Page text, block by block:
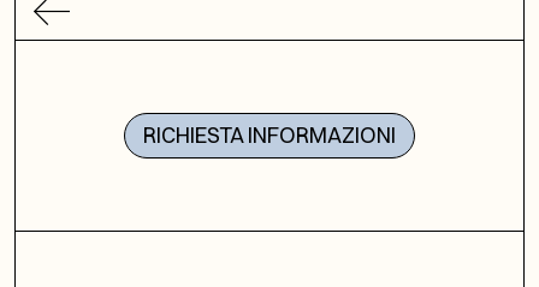
RICHIESTA INFORMAZIONI